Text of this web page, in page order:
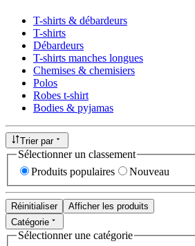
T-shirts & débardeurs
T-shirts
Débardeurs
T-shirts manches longues
Chemises & chemisiers
Polos
Robes t-shirt
Bodies & pyjamas
Trier par
Sélectionner un classement
Produits populaires
Nouveau
Réinitialiser
Afficher les produits
Catégorie
Sélectionner une catégorie